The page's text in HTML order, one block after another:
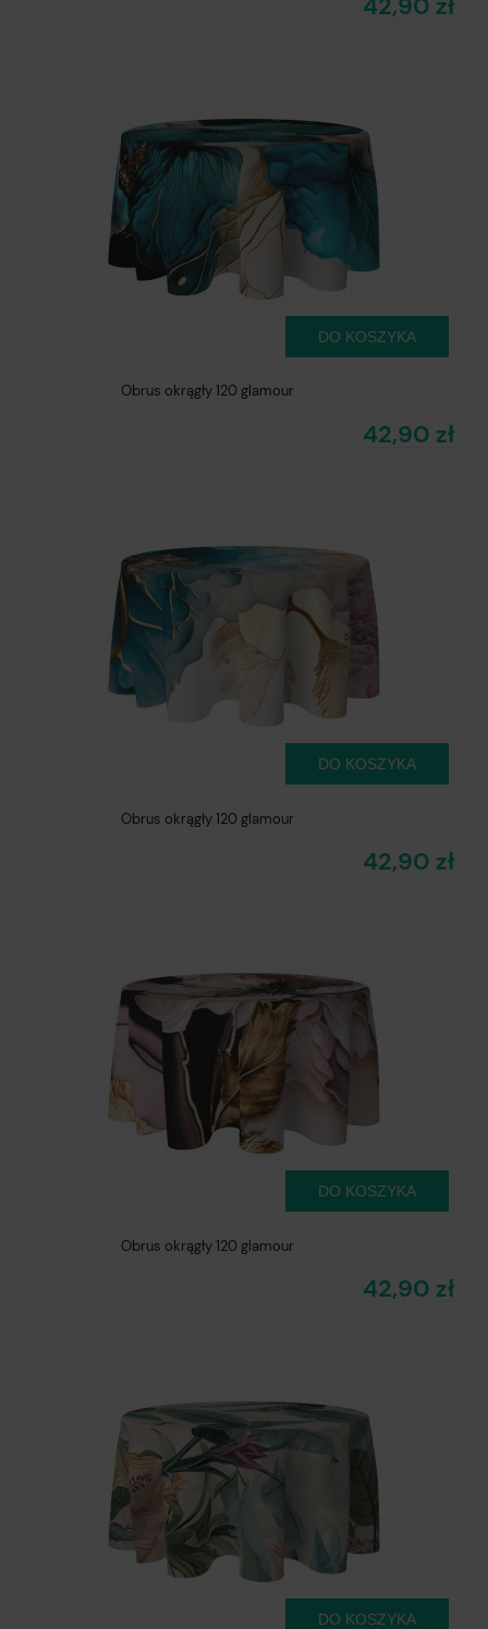
Obrus okrągły 120 glamour
42,90 zł
DO KOSZYKA
Obrus okrągły 120 glamour
42,90 zł
DO KOSZYKA
Obrus okrągły 120 glamour
42,90 zł
DO KOSZYKA
DO KOSZYKA